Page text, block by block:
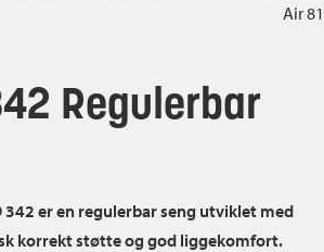
Air 81
Regulerbar
342 er en regulerbar seng utviklet med
korrekt støtte og god liggekomfort.